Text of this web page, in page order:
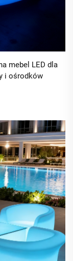
mebel LED dla
i ośrodków